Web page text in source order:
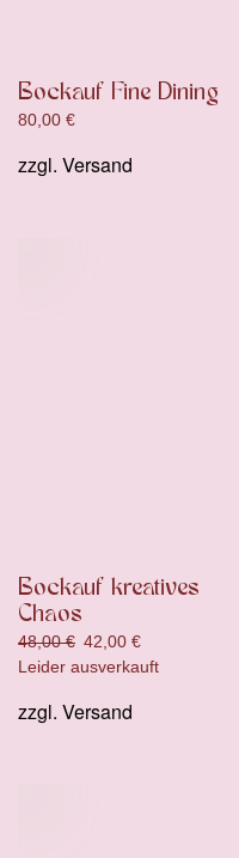
Bockauf Fine Dining
80,00 €
zzgl. Versand
Bockauf kreatives
Chaos
48,00€ Ursprünglicher
Preis
48,00 €
42,00 €
Preis
Leider ausverkauft
zzgl. Versand